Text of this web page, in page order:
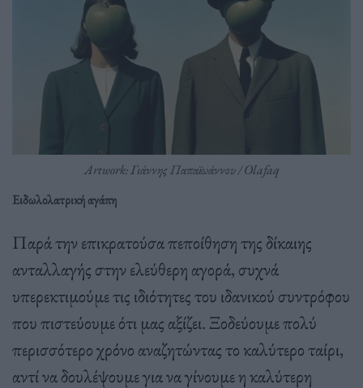
Artwork: Γιάννης Παπαϊωάννου / Olafaq
Ειδωλολατρική αγάπη
Παρά την επικρατούσα πεποίθηση της δίκαιης
ανταλλαγής στην ελεύθερη αγορά, συχνά
υπερεκτιμούμε τις ιδιότητες του ιδανικού συντρόφου
που πιστεύουμε ότι μας αξίζει. Ξοδεύουμε πολύ
περισσότερο χρόνο αναζητώντας το καλύτερο ταίρι,
αντί να δουλέψουμε για να γίνουμε η καλύτερη